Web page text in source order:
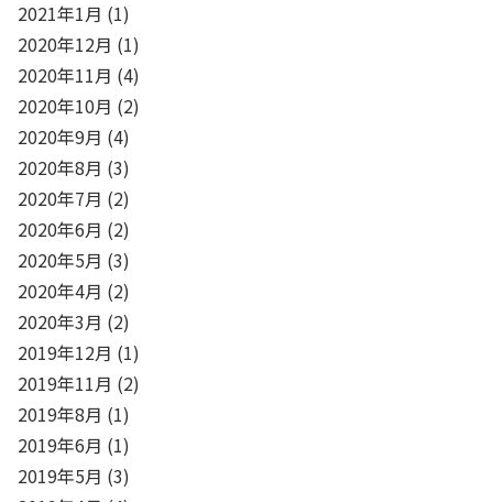
2021年1月 (1)
2020年12月 (1)
2020年11月 (4)
2020年10月 (2)
2020年9月 (4)
2020年8月 (3)
2020年7月 (2)
2020年6月 (2)
2020年5月 (3)
2020年4月 (2)
2020年3月 (2)
2019年12月 (1)
2019年11月 (2)
2019年8月 (1)
2019年6月 (1)
2019年5月 (3)